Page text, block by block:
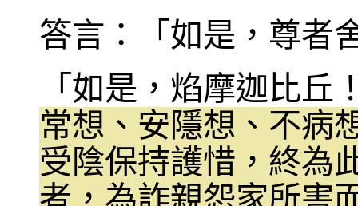
答言：「如是，尊者
「如是，焰摩迦比丘
常想、安隱想、不病
受陰保持護惜，終為
者，為詐親怨家所害